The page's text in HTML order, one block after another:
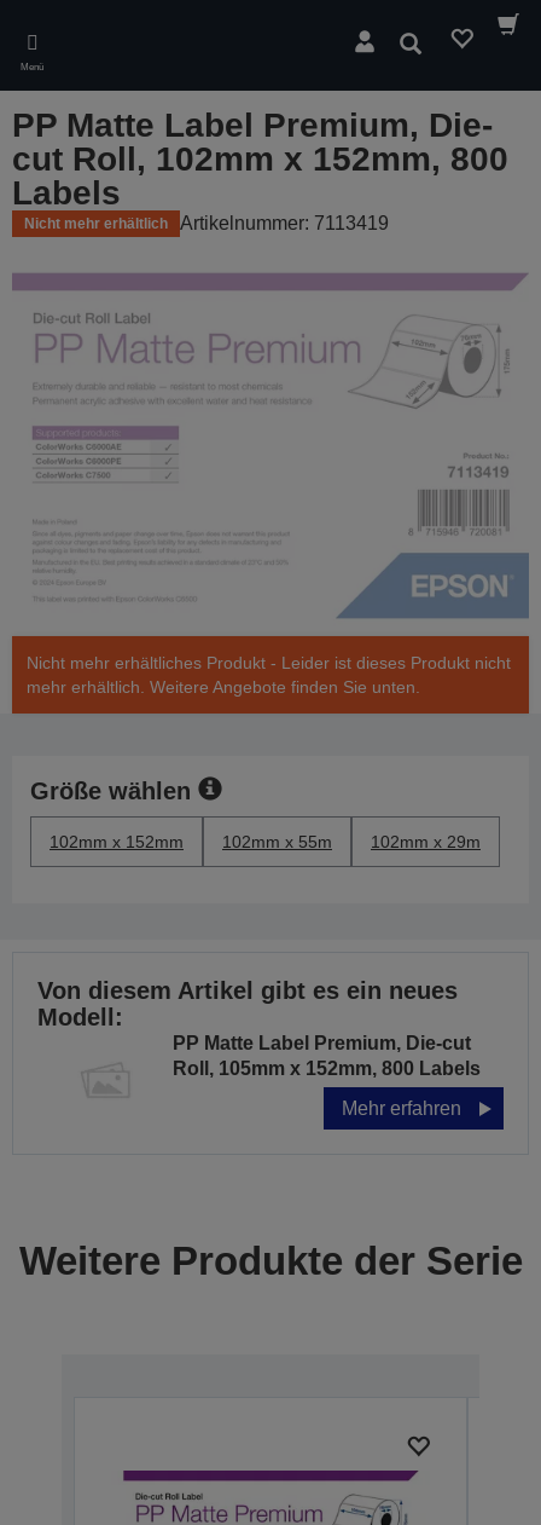
main
content
Menü
Suchen
PP Matte Label Premium, Die-
cut Roll, 102mm x 152mm, 800
Labels
Nicht mehr erhältlich Artikelnummer: 7113419
Nicht mehr erhältliches Produkt - Leider ist dieses Produkt nicht
mehr erhältlich. Weitere Angebote finden Sie unten.
Größe wählen
102mm x 152mm 102mm x 55m 102mm x 29m
Von diesem Artikel gibt es ein neues
Modell:
PP Matte Label Premium, Die-cut
Roll, 105mm x 152mm, 800 Labels
Mehr erfahren
Weitere Produkte der Serie